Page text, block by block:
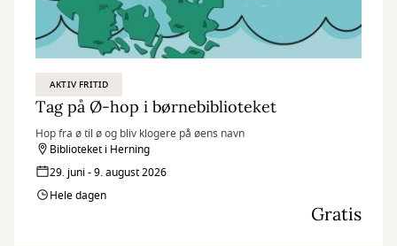
AKTIV FRITID
Tag på Ø-hop i børnebiblioteket
Hop fra ø til ø og bliv klogere på øens navn
Biblioteket i Herning
29. juni - 9. august 2026
Hele dagen
Gratis